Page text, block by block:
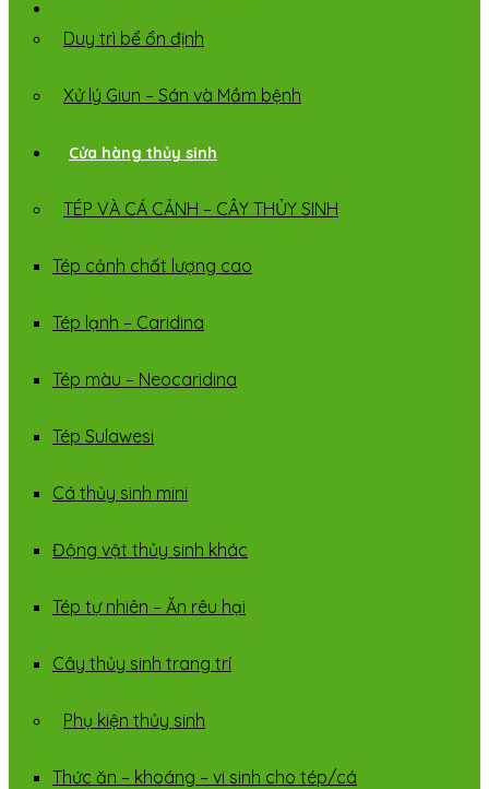
Duy trì bể ổn định
Xử lý Giun – Sán và Mầm bệnh
Cửa hàng thủy sinh
TÉP VÀ CÁ CẢNH – CÂY THỦY SINH
Tép cảnh chất lượng cao
Tép lạnh – Caridina
Tép màu – Neocaridina
Tép Sulawesi
Cá thủy sinh mini
Động vật thủy sinh khác
Tép tự nhiên – Ăn rêu hại
Cây thủy sinh trang trí
Phụ kiện thủy sinh
Thức ăn – khoáng – vi sinh cho tép/cá